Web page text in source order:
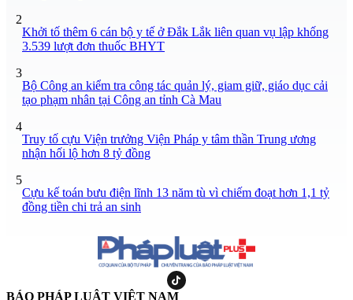
2
Khởi tố thêm 6 cán bộ y tế ở Đắk Lắk liên quan vụ lập khống
3.539 lượt đơn thuốc BHYT
3
Bộ Công an kiểm tra công tác quản lý, giam giữ, giáo dục cải
tạo phạm nhân tại Công an tỉnh Cà Mau
4
Truy tố cựu Viện trưởng Viện Pháp y tâm thần Trung ương
nhận hối lộ hơn 8 tỷ đồng
5
Cựu kế toán bưu điện lĩnh 13 năm tù vì chiếm đoạt hơn 1,1 tỷ
đồng tiền chi trả an sinh
BÁO PHÁP LUẬT VIỆT NAM